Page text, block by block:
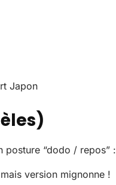
Japon
posture “dodo / repos” :
version mignonne !